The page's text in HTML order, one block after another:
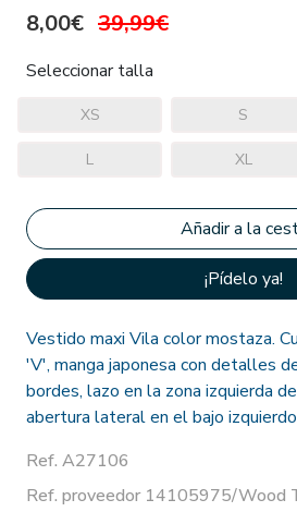
8,00€ 39,99€
Seleccionar talla
XS S
L XL
¡Pídelo ya!
Vestido maxi Vila color mostaza.
'V', manga japonesa con detalles
bordes, lazo en la zona izquierda
abertura lateral en el bajo
Ref. A27106
Ref. proveedor 14105975/Wood